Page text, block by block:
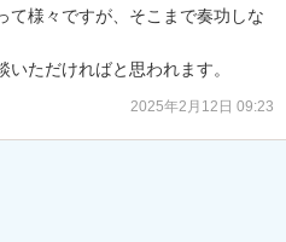
て様々ですが、そこまで奏功しな
ただければと思われます。
2025年2月12日 09:23